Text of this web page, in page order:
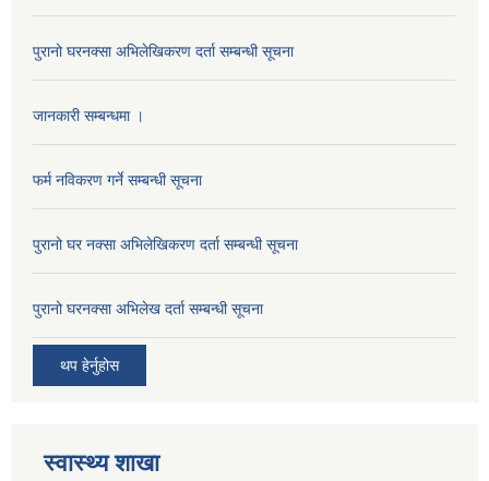
पुरानो घरनक्सा अभिलेखिकरण दर्ता सम्बन्धी सूचना
जानकारी सम्बन्धमा ।
फर्म नविकरण गर्ने सम्बन्धी सूचना
पुरानो घर नक्सा अभिलेखिकरण दर्ता सम्बन्धी सूचना
पुरानो घरनक्सा अभिलेख दर्ता सम्बन्धी सूचना
थप हेर्नुहोस
स्वास्थ्य शाखा